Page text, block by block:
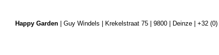
Happy Garden| Guy Windels | Krekelstraat 75 | 9800 | Deinze | +32